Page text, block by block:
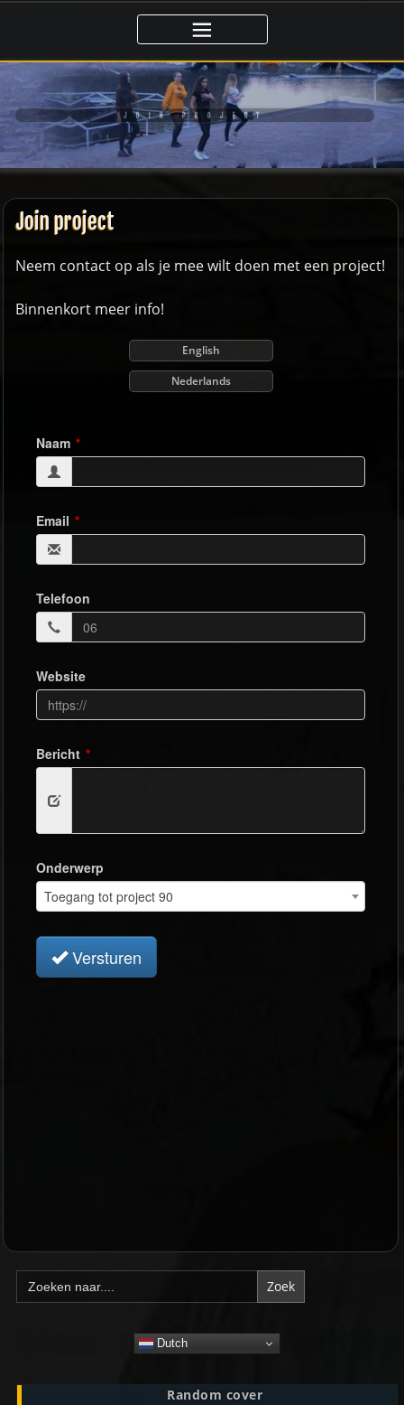
de
inhoud
JOIN PROJECT
Join project
Neem contact op als je mee wilt doen met een project!
Binnenkort meer info!
English
Nederlands
Zoek
naar:
Dutch
Random cover